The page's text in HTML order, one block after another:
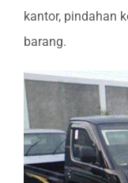
kantor, pindahan
barang.